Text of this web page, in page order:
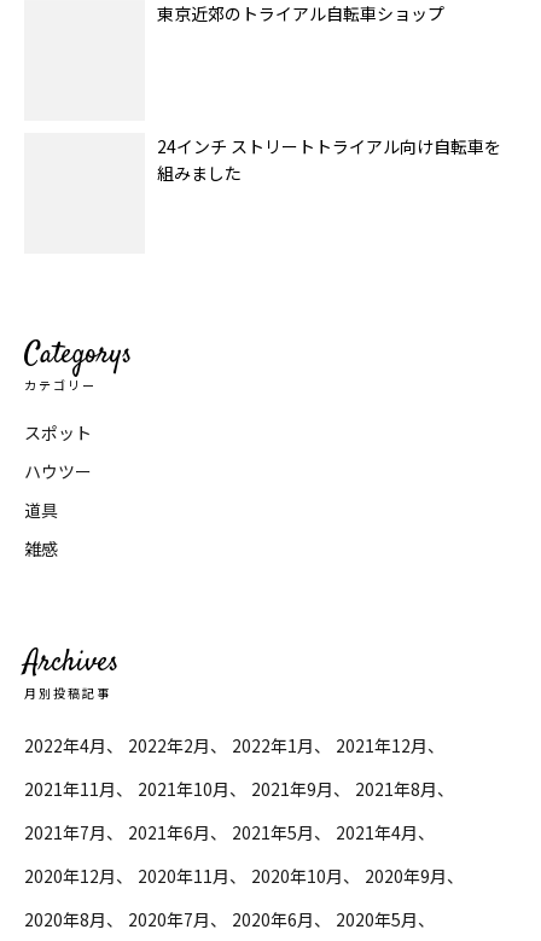
東京近郊のトライアル自転車ショップ
24インチ ストリートトライアル向け自転車を
組みました
Categorys
カテゴリー
スポット
ハウツー
道具
雑感
Archives
月別投稿記事
2022年4月 2022年2月 2022年1月
2021年12月
2021年11月
2021年10月 2021年9月
2021年8月
2021年7月
2021年6月 2021年5月
2021年4月
2020年12月
2020年11月 2020年10月
2020年9月
2020年8月
2020年7月 2020年6月 2020年5月